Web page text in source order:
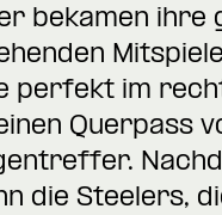
bekamen ihre
perfekt im
Querpass
die Steelers,